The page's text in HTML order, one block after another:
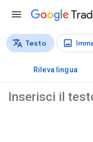
Tipi di traduzione
Testo
Rileva lingua